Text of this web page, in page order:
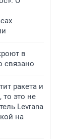
в
связано
ракета и
то это не
Levrana
на